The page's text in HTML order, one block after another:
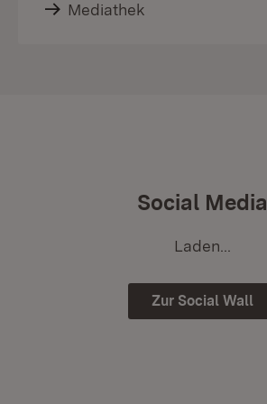
Mediathek
Social Media
Laden...
Zur Social Wall